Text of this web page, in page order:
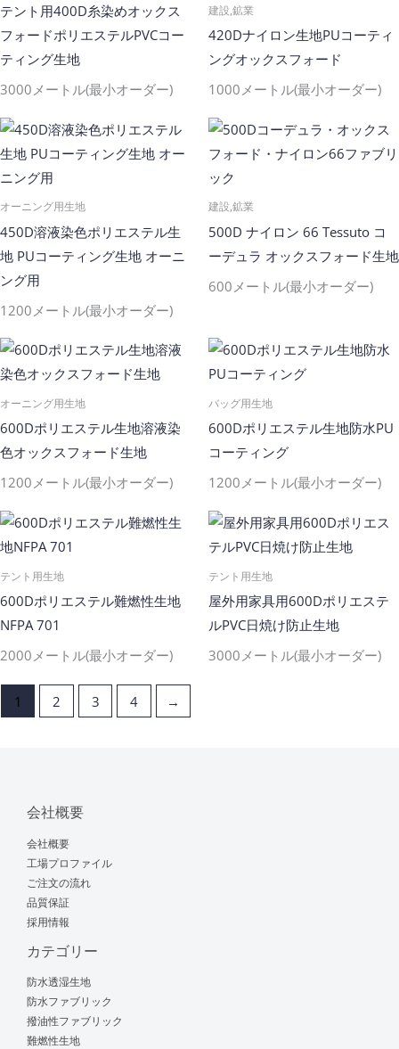
テント用400D糸染めオックス
フォードポリエステルPVCコー
ティング生地
3000メートル(最小オーダー)
建設,鉱業
420Dナイロン生地PUコーティ
ングオックスフォード
1000メートル(最小オーダー)
オーニング用生地
450D溶液染色ポリエステル生
地 PUコーティング生地 オーニ
ング用
1200メートル(最小オーダー)
建設,鉱業
500D ナイロン 66 Tessuto コ
ーデュラ オックスフォード生地
600メートル(最小オーダー)
オーニング用生地
600Dポリエステル生地溶液染
色オックスフォード生地
1200メートル(最小オーダー)
バッグ用生地
600Dポリエステル生地防水PU
コーティング
1200メートル(最小オーダー)
テント用生地
600Dポリエステル難燃性生地
NFPA 701
2000メートル(最小オーダー)
テント用生地
屋外用家具用600Dポリエステ
ルPVC日焼け防止生地
3000メートル(最小オーダー)
1 2 3 4 →
会社概要
会社概要
工場プロファイル
ご注文の流れ
品質保証
採用情報
カテゴリー
防水透湿生地
防水ファブリック
撥油性ファブリック
難燃性生地